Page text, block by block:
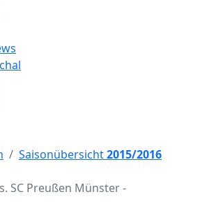
Saisonübersicht2015/2016
SC Preußen Münster -